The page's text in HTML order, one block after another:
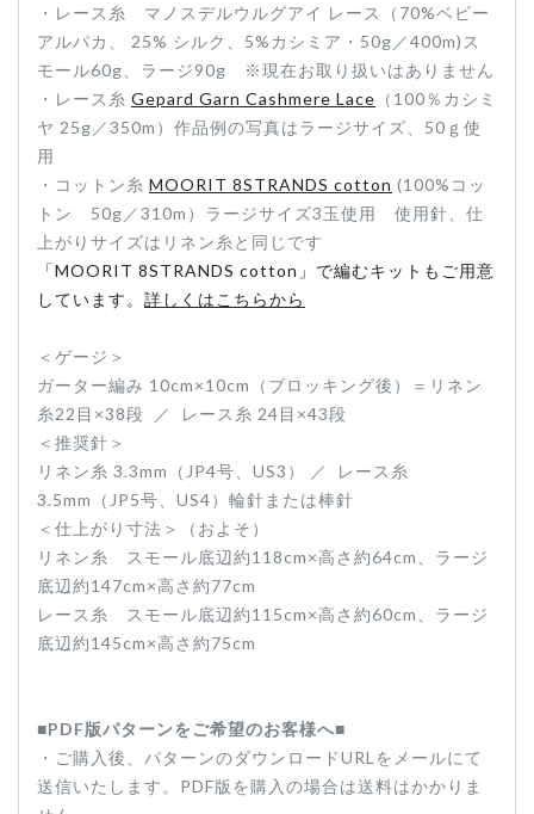
・レース糸 マノスデルウルグアイ レース（70%ベビー
アルパカ、 25% シルク、5%カシミア・50g／400m)ス
モール60g、ラージ90g ※現在お取り扱いはありません
・ レース糸 Gepard Garn Cashmere Lace （100％カシミ
ヤ 25g／350m）作品例の写真はラージサイズ、50ｇ使
用
・ コットン糸 MOORIT 8STRANDS cotton (100%コッ
トン 50g／310m）ラージサイズ3玉使用 使用針、仕
上がりサイズはリネン糸と同じです
「MOORIT 8STRANDS cotton」で編むキットもご用意
しています。 詳しくはこちらから
＜ゲージ＞
ガーター編み 10cm×10cm（ブロッキング後）＝リネン
糸22目×38段 ／ レース糸 24目×43段
＜推奨針＞
リネン糸 3.3mm（JP4号、US3） ／ レース糸
3.5mm（JP5号、US4）輪針または棒針
＜仕上がり寸法＞（およそ）
リネン糸
スモール底辺約118cm×高さ約64cm、ラージ
底辺約147cm×高さ約77cm
レース糸
スモール底辺約115cm×高さ約60cm、ラージ
底辺約145cm×高さ約75cm
■PDF版パターンをご希望のお客様へ■
・ご購入後、パターンのダウンロードURLをメールにて
送信いたします。PDF版を購入の場合は送料はかかりま